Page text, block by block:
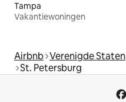
Tampa
Vakantiewoningen
Airbnb Verenigde Staten
St. Petersburg